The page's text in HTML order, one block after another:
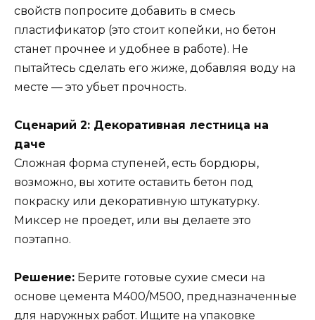
свойств попросите добавить в смесь
пластификатор (это стоит копейки, но бетон
станет прочнее и удобнее в работе). Не
пытайтесь сделать его жиже, добавляя воду на
месте — это убьет прочность.
Сценарий 2: Декоративная лестница на
даче
Сложная форма ступеней, есть бордюры,
возможно, вы хотите оставить бетон под
покраску или декоративную штукатурку.
Миксер не проедет, или вы делаете это
поэтапно.
Решение: Берите готовые сухие смеси на
основе цемента М400/М500, предназначенные
для наружных работ. Ищите на упаковке